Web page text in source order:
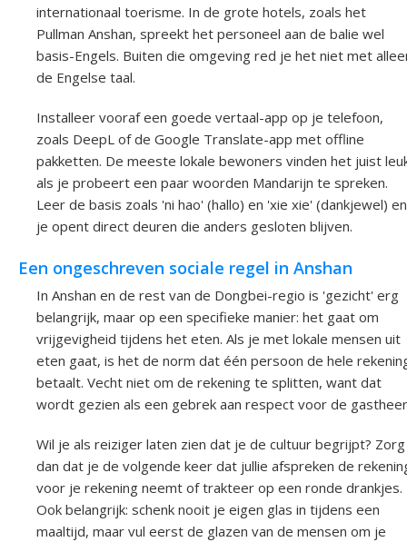
internationaal toerisme. In de grote hotels, zoals het
Pullman Anshan, spreekt het personeel aan de balie wel
basis-Engels. Buiten die omgeving red je het niet met
de Engelse taal.
Installeer vooraf een goede vertaal-app op je telefoon,
zoals DeepL of de Google Translate-app met offline
pakketten. De meeste lokale bewoners vinden het juist
als je probeert een paar woorden Mandarijn te spreken.
Leer de basis zoals 'ni hao' (hallo) en 'xie xie' (dankjewel) en
je opent direct deuren die anders gesloten blijven.
Een ongeschreven sociale regel in Anshan
In Anshan en de rest van de Dongbei-regio is 'gezicht' erg
belangrijk, maar op een specifieke manier: het gaat om
vrijgevigheid tijdens het eten. Als je met lokale mensen uit
eten gaat, is het de norm dat één persoon de hele
betaalt. Vecht niet om de rekening te splitten, want dat
wordt gezien als een gebrek aan respect voor de
Wil je als reiziger laten zien dat je de cultuur begrijpt? Zorg
dan dat je de volgende keer dat jullie afspreken de
voor je rekening neemt of trakteer op een ronde drankjes.
Ook belangrijk: schenk nooit je eigen glas in tijdens een
maaltijd, maar vul eerst de glazen van de mensen om je